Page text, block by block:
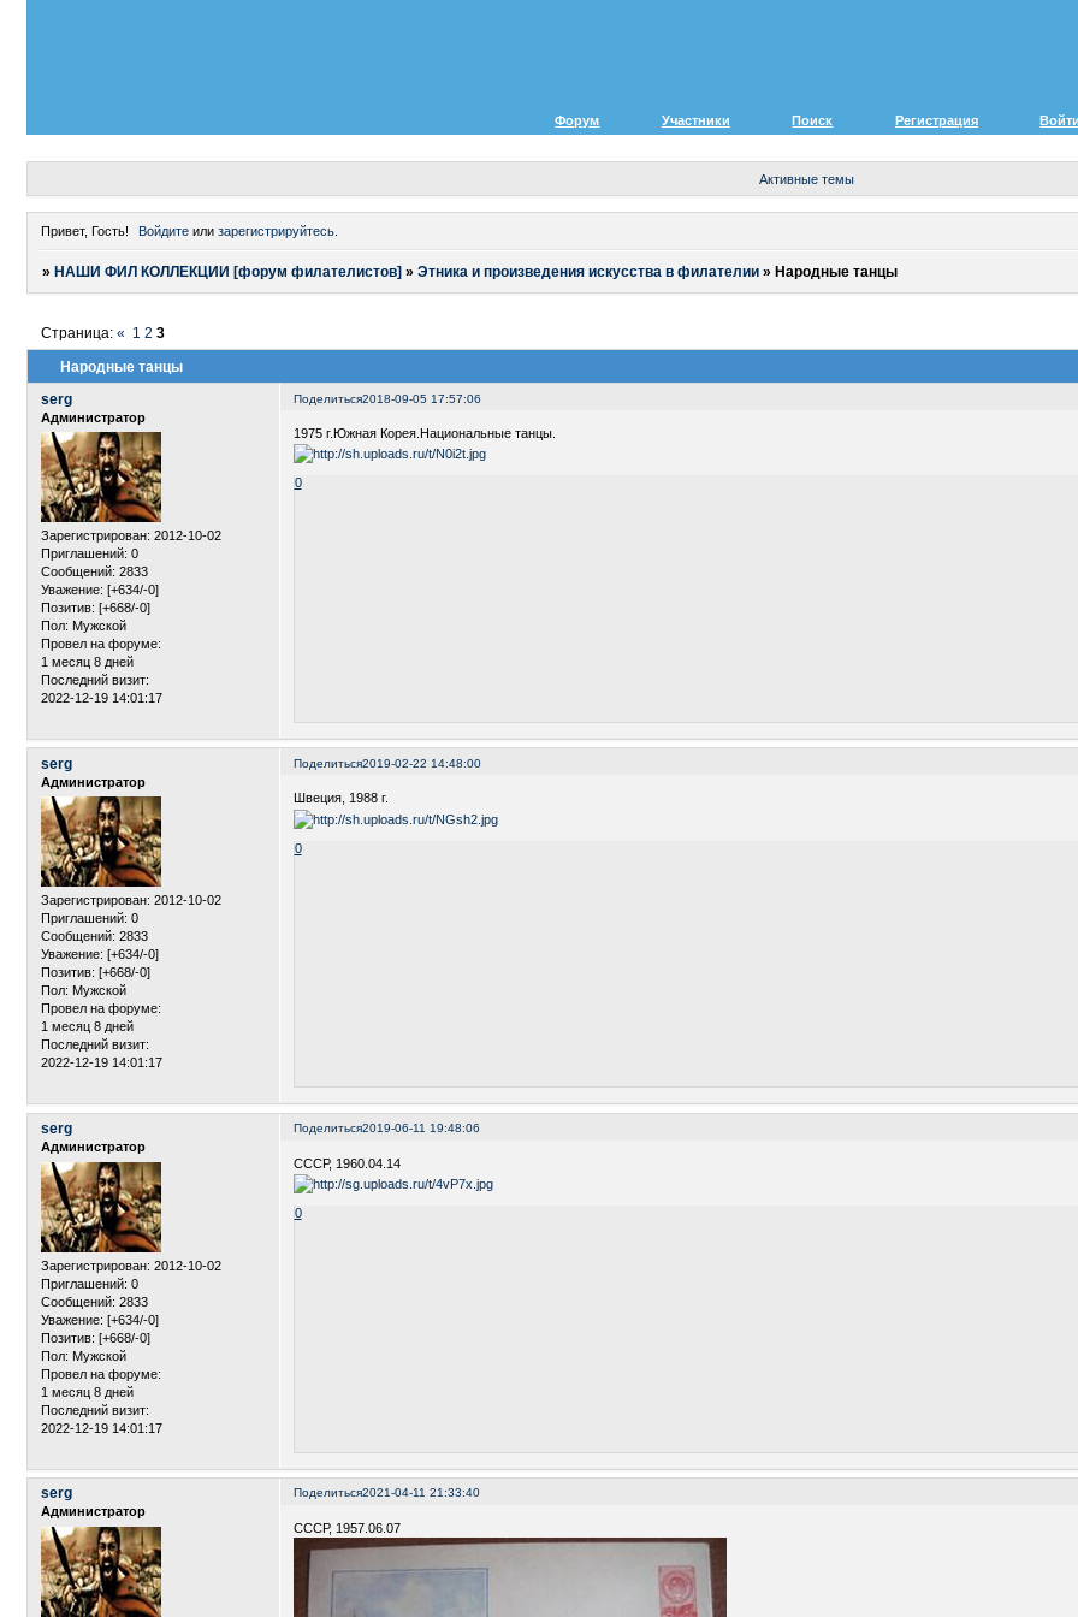
Форум Участники Поиск Регистрация
Активные темы
Привет, Гость! Войдите или зарегистрируйтесь
» НАШИ ФИЛ КОЛЛЕКЦИИ [форум филателистов] » Этника и произведения искусства в филателии » Народные танцы
Народные танцы
Страница: « 1 2 3
Поделиться2018-09-05 17:57:06
serg
Администратор
Зарегистрирован: 2012-10-02
Приглашений: 0
Сообщений: 2833
Уважение: [+634/-0]
Позитив: [+668/-0]
Пол: Мужской
Провел на форуме:
1 месяц 8 дней
Последний визит:
2022-12-19 14:01:17
1975 г.Южная Корея.Национальные танцы.
0
Поделиться2019-02-22 14:48:00
serg
Администратор
Зарегистрирован: 2012-10-02
Приглашений: 0
Сообщений: 2833
Уважение: [+634/-0]
Позитив: [+668/-0]
Пол: Мужской
Провел на форуме:
1 месяц 8 дней
Последний визит:
2022-12-19 14:01:17
Швеция, 1988 г.
0
Поделиться2019-06-11 19:48:06
serg
Администратор
Зарегистрирован: 2012-10-02
Приглашений: 0
Сообщений: 2833
Уважение: [+634/-0]
Позитив: [+668/-0]
Пол: Мужской
Провел на форуме:
1 месяц 8 дней
Последний визит:
2022-12-19 14:01:17
СССР, 1960.04.14
0
Поделиться2021-04-11 21:33:40
serg
Администратор
СССР, 1957.06.07